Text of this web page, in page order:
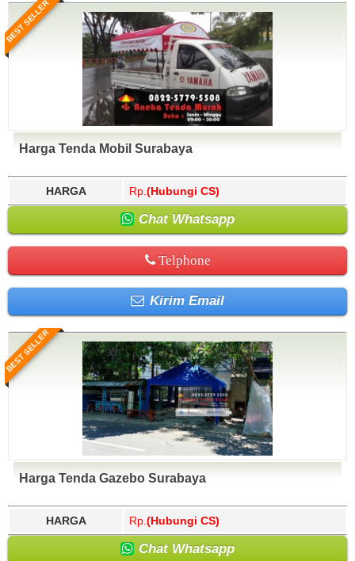
BEST SELLER
Harga Tenda Mobil Surabaya
HARGA Rp. (Hubungi CS)
Chat Whatsapp
Telphone
Kirim Email
BEST SELLER
Harga Tenda Gazebo Surabaya
HARGA Rp. (Hubungi CS)
Chat Whatsapp